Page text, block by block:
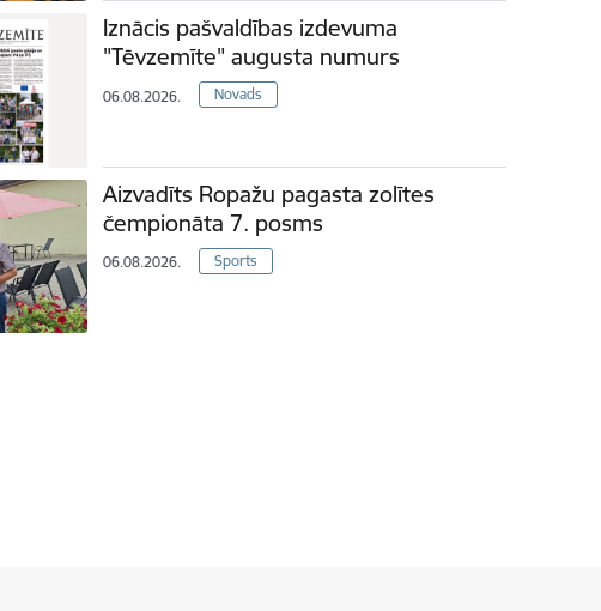
Iznācis pašvaldības izdevuma
"Tēvzemīte" augusta numurs
06.08.2026. Novads
Aizvadīts Ropažu pagasta zolītes
čempionāta 7. posms
06.08.2026. Sports